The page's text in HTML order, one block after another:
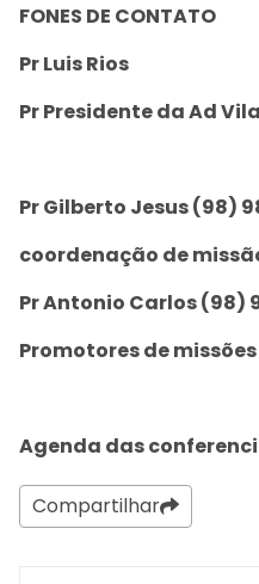
FONES DE CONTATO
Pr Luis Rios
Pr Presidente da Ad
Pr Gilberto Jesus (98)
coordenação de
Pr Antonio Carlos (98)
Promotores de
Agenda das
Compartilhar